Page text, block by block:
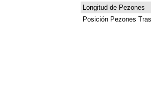
Longitud de Pezones
Posición Pezones